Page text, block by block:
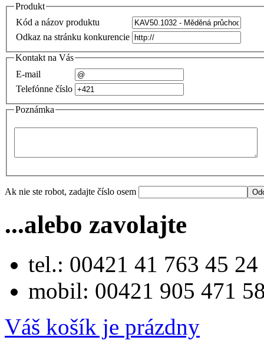
Produkt
Kód a názov produktu
Odkaz na stránku konkurencie
Kontakt na Vás
E-mail
Telefónne číslo
Poznámka
Ak nie ste robot, zadajte číslo osem
...alebo zavolajte
tel.: 00421 41 763 45 24
mobil: 00421 905 471
Váš košík je prázdny